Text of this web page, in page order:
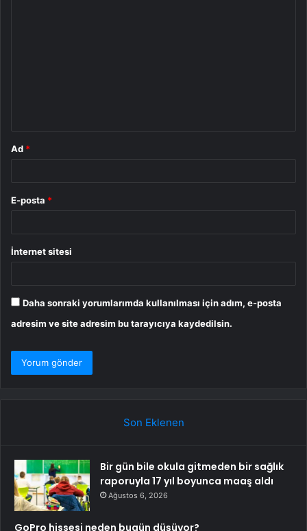
Ad *
E-posta *
İnternet sitesi
Daha sonraki yorumlarımda kullanılması için adım, e-posta
adresim ve site adresim bu tarayıcıya kaydedilsin.
Son Eklenen
Bir gün bile okula gitmeden bir sağlık
raporuyla 17 yıl boyunca maaş aldı
Ağustos 6, 2026
GoPro hissesi neden bugün düşüyor?